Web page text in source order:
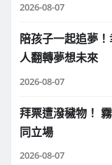
2026-08-07
陪孩子一起追夢
人翻轉夢想未來
2026-08-07
拜票遭潑穢物！
同立場
2026-08-07